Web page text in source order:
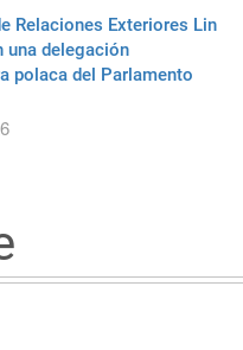
Relaciones Exteriores Lin
una delegación
polaca del Parlamento